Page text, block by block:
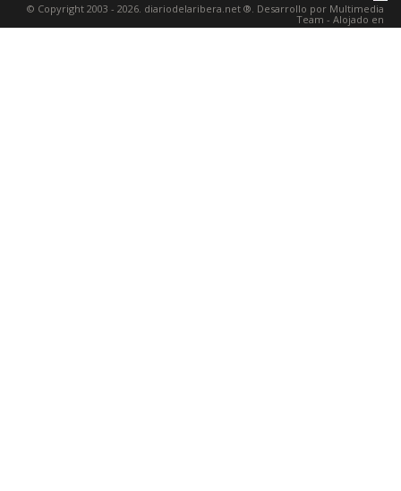
© Copyright 2003 - 2026. diariodelaribera.net ®. Desarrollo por Multimedia
Team - Alojado en